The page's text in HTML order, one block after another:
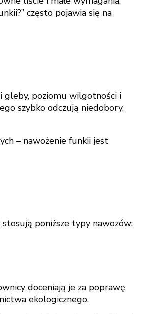
często pojawia się na
gleby, poziomu wilgotności i
szybko odczują niedobory,
– nawożenie funkii jest
poniższe typy nawozów:
doceniają je za poprawę
ekologicznego.